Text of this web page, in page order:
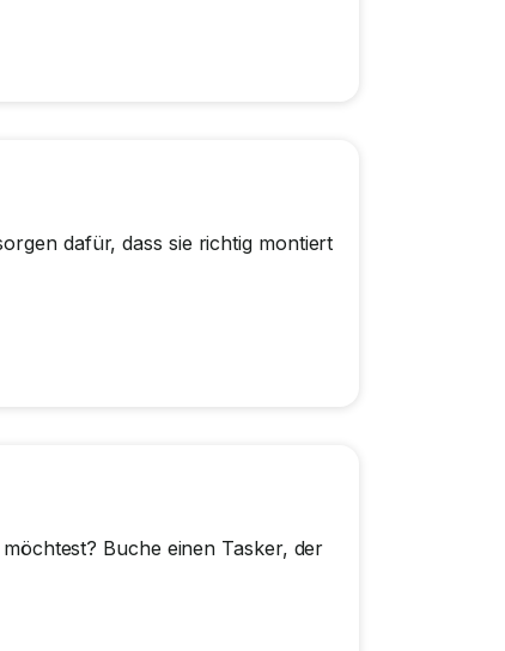
dafür, dass sie richtig montiert
Buche einen Tasker, der